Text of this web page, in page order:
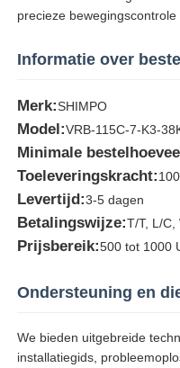
precieze bewegingscontrole
Informatie over
Merk:SHIMPO
Model:VRB-115C-7-K3-
Minimale
Toeleveringskracht:
Levertijd:3-5 dagen
Betalingswijze:T/T, L/C,
Prijsbereik:500 tot 1000
Ondersteuning en
We bieden uitgebreide
installatiegids,